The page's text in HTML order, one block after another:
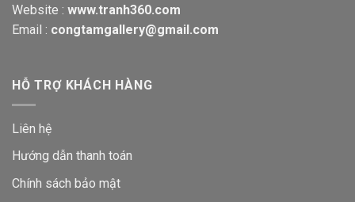
Website : www.tranh360.com
Email : congtamgallery@gmail.com
HỖ TRỢ KHÁCH HÀNG
Liên hệ
Hướng dẫn thanh toán
Chính sách bảo mật